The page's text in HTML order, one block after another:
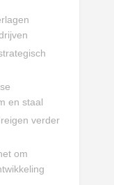
en staal
verder
om